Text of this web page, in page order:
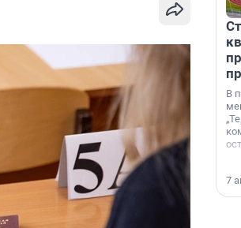
В
7